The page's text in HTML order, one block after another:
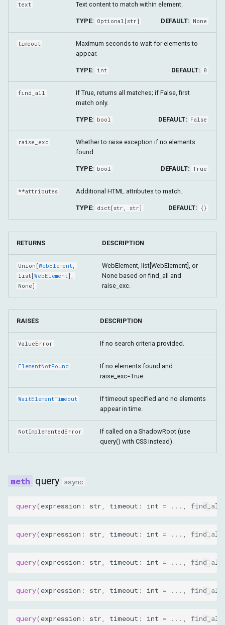
text Text content to match within element.
TYPE: Optional [str] DEFAULT: None
timeout
Maximum seconds to wait for elements to
appear.
TYPE: int DEFAULT: 0
find_all
If True, returns all matches; if False, first
match only.
TYPE: bool DEFAULT: False
raise_exc
Whether to raise exception if no elements
found.
TYPE: bool DEFAULT: True
**attributes Additional HTML attributes to match.
TYPE: dict[str str] DEFAULT: {}
RETURNS DESCRIPTION
Union [WebElement
list[WebElement],
None]
WebElement, list[WebElement], or
None based on find_all and
raise_exc.
RAISES DESCRIPTION
ValueError If no search criteria provided.
ElementNotFound
If no elements found and
raise_exc=True.
WaitElementTimeout
If timeout specified and no elements
appear in time.
NotImplementedError
If called on a ShadowRoot (use
query() with CSS instead).
query async
query( expression : str, timeout : int = ... , find_all
query( expression : str, timeout : int = ... , find_all
query( expression : str, timeout : int = ... , find_all
query( expression : str, timeout : int = ... , find_all
query( expression : str, timeout : int = ... , find_all